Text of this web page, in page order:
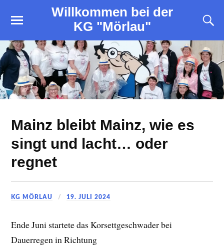
Willkommen bei der
KG "Mörlau"
Mainz bleibt Mainz, wie es
singt und lacht… oder
regnet
KG MÖRLAU 19. JULI 2024
Ende Juni startete das Korsettgeschwader bei
Dauerregen in Richtung